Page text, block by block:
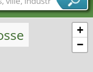
+
−
Secteurs de foire